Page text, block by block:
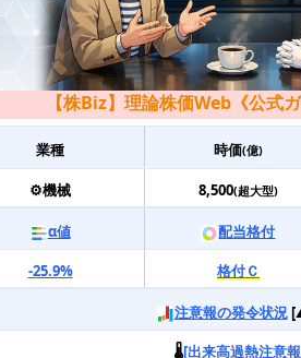
【株Biz】理論株価Web《公式
業種 時価(億)
⚙️機械 8,500(超大型)
α値 配当格付
-25.9% 格付Ｃ
注意報の発令状況
🌡️[出来高過熱注意